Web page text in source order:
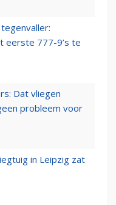
eerste 777-9’s te
Dat vliegen
probleem voor
in Leipzig zat